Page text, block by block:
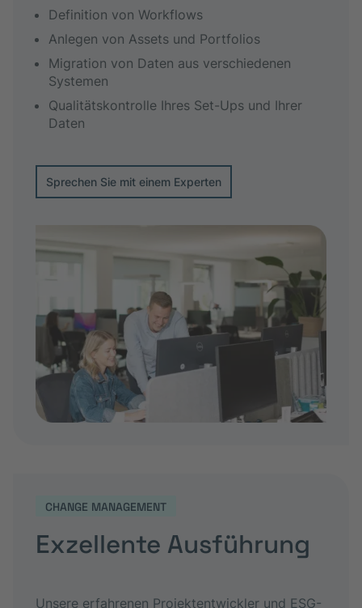
Definition von Workflows
Anlegen von Assets und Portfolios
Migration von Daten aus verschiedenen
Systemen
Qualitätskontrolle Ihres Set-Ups und Ihrer
Daten
Sprechen Sie mit einem Experten
CHANGE MANAGEMENT
Exzellente Ausführung
Unsere erfahrenen Projektentwickler und ESG-